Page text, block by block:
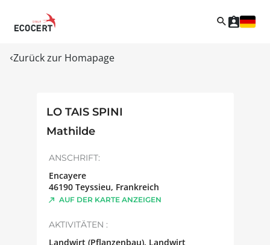
Zurück zur Homapage
LO TAIS SPINI
Mathilde
ANSCHRIFT:
Encayere
46190 Teyssieu, Frankreich
AUF DER KARTE ANZEIGEN
AKTIVITÄTEN :
Landwirt (Pflanzenbau), Landwirt